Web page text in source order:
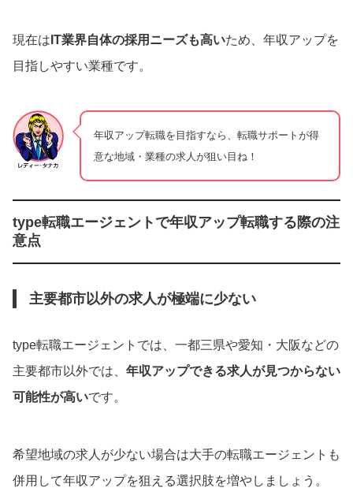
現在は IT業界自体の採用ニーズも高いため、年収アップを
目指しやすい業種です。
年収アップ転職を目指すなら、転職サポートが得
意な地域・業種の求人が狙い目ね！
type転職エージェントで年収アップ転職する際の注
意点
主要都市以外の求人が極端に少ない
type転職エージェントでは、一都三県や愛知・大阪などの
主要都市以外では、 年収アップできる求人が見つからない
可能性が高いです。
希望地域の求人が少ない場合は大手の転職エージェントも
併用して年収アップを狙える選択肢を増やしましょう。